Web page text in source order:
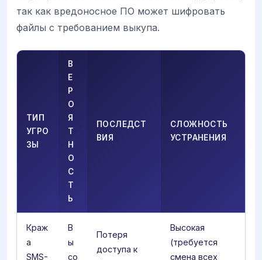
так как вредоносное ПО может шифровать
файлы с требованием выкупа.
ТИП
УГРО
ЗЫ
В
Е
Р
О
Я
Т
Н
О
С
Т
Ь
ПОСЛЕДСТ
ВИЯ
СЛОЖНОСТЬ
УСТРАНЕНИЯ
Краж
а
SMS-
В
ы
со
Потеря
доступа к
Высокая
(требуется
смена всех